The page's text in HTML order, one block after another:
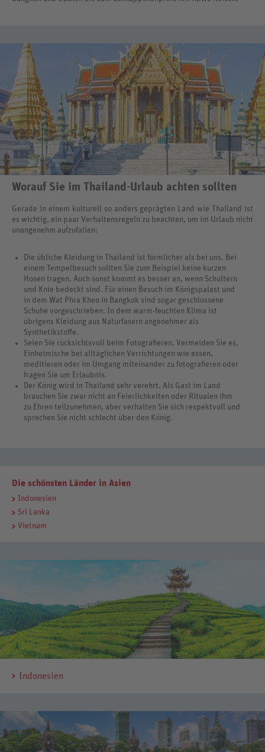
Worauf Sie im Thailand-Urlaub achten sollten
Gerade in einem kulturell so anders geprägten Land wie Thailand ist
es wichtig, ein paar Verhaltensregeln zu beachten, um im Urlaub nicht
unangenehm aufzufallen:
Die übliche Kleidung in Thailand ist förmlicher als bei uns. Bei
einem Tempelbesuch sollten Sie zum Beispiel keine kurzen
Hosen tragen. Auch sonst kommt es besser an, wenn Schultern
und Knie bedeckt sind. Für einen Besuch im Königspalast und
in dem Wat Phra Kheo in Bangkok sind sogar geschlossene
Schuhe vorgeschrieben. In dem warm-feuchten Klima ist
übrigens Kleidung aus Naturfasern angenehmer als
Synthetikstoffe.
Seien Sie rücksichtsvoll beim Fotografieren. Vermeiden Sie es,
Einheimische bei alltäglichen Verrichtungen wie essen,
meditieren oder im Umgang miteinander zu fotografieren oder
fragen Sie um Erlaubnis.
Der König wird in Thailand sehr verehrt. Als Gast im Land
brauchen Sie zwar nicht an Feierlichkeiten oder Ritualen ihm
zu Ehren teilzunehmen, aber verhalten Sie sich respektvoll und
sprechen Sie nicht schlecht über den König.
Die schönsten Länder in Asien
Indonesien
Sri Lanka
Vietnam
Indonesien